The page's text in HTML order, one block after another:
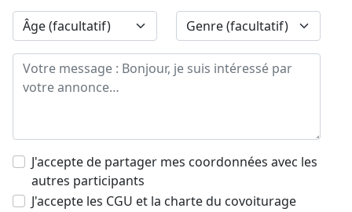
J'accepte de partager mes coordonnées avec les
autres participants
J'accepte les CGU et la charte du covoiturage